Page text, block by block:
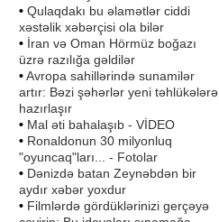
• Qulaqdakı bu əlamətlər ciddi
xəstəlik xəbərçisi ola bilər
• İran və Oman Hörmüz boğazı
üzrə razılığa gəldilər
•Avropa sahillərində sunamilər
artır: Bəzi şəhərlər yeni təhlükələrə
hazırlaşır
• Mal əti bahalaşıb - VİDEO
• Ronaldonun 30 milyonluq
"oyuncaq"ları... - Fotolar
• Dənizdə batan Zeynəbdən bir
aydır xəbər yoxdur
• Filmlərdə gördüklərinizi gerçəyə